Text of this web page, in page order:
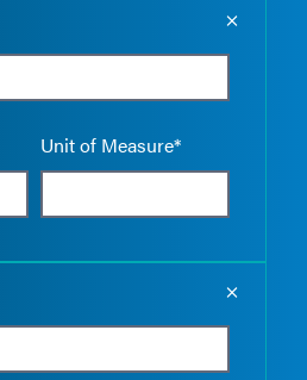
Unit of Measure*